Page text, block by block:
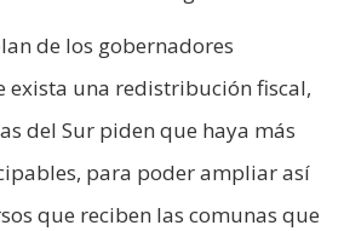
de los gobernadores
exista una redistribución fiscal,
del Sur piden que haya más
para poder ampliar así
que reciben las comunas que